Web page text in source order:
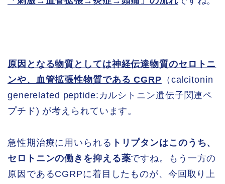
原因となる物質としては神経伝達物質のセロトニ
ンや、血管拡張性物質である CGRP （calcitonin
generelated peptide:カルシトニン遺伝子関連ペ
プチド) が考えられています。
急性期治療に用いられる トリプタンはこのうち、
セロトニンの働きを抑える薬ですね。もう一方の
原因であるCGRPに着目したものが、今回取り上